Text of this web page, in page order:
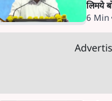
लिमये
6 Min